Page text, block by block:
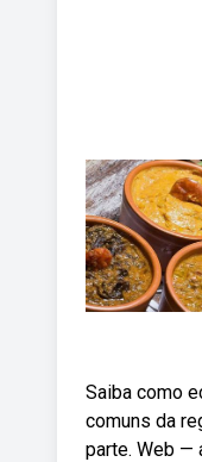
Saiba como
comuns da
parte. Web —